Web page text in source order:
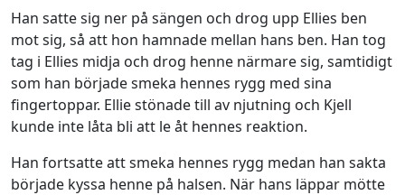
Han satte sig ner på sängen och drog upp Ellies ben
mot sig, så att hon hamnade mellan hans ben. Han tog
tag i Ellies midja och drog henne närmare sig, samtidigt
som han började smeka hennes rygg med sina
fingertoppar. Ellie stönade till av njutning och Kjell
kunde inte låta bli att le åt hennes reaktion.
Han fortsatte att smeka hennes rygg medan han sakta
började kyssa henne på halsen. När hans läppar mötte